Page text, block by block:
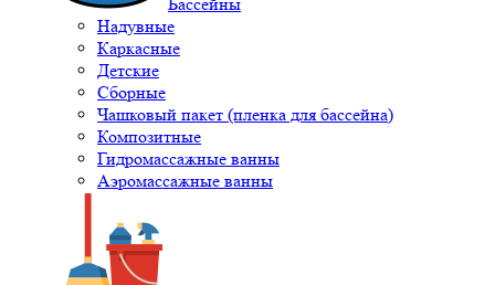
Надувные
Каркасные
Детские
Сборные
Чашковый пакет (пленка для бассейна)
Композитные
Гидромассажные ванны
Аэромассажные ванны